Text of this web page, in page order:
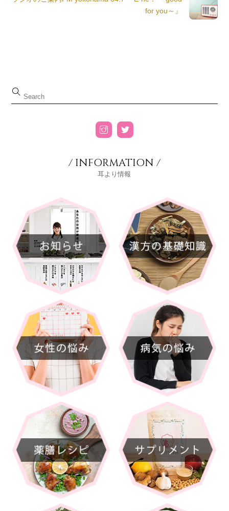
for you～』
/ INFORMATION /
耳より情報